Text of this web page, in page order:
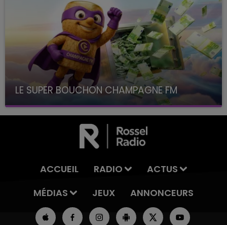
LE SUPER BOUCHON CHAMPAGNE FM
avec La Famille Champagne FM, à 8H10
ACCUEIL RADIO
ACTUS
MÉDIAS
JEUX ANNONCEURS